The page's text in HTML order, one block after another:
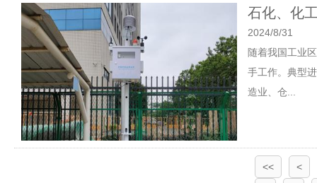
石化、化
2024/8/31
随着我国工业
手工作。典型
造业、仓...
<<
<